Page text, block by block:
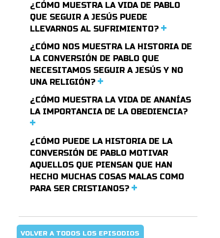
¿CÓMO MUESTRA LA VIDA DE PABLO
QUE SEGUIR A JESÚS PUEDE
LLEVARNOS AL SUFRIMIENTO?
¿CÓMO NOS MUESTRA LA HISTORIA DE
LA CONVERSIÓN DE PABLO QUE
NECESITAMOS SEGUIR A JESÚS Y NO
UNA RELIGIÓN?
¿CÓMO MUESTRA LA VIDA DE ANANÍAS
LA IMPORTANCIA DE LA OBEDIENCIA?
¿CÓMO PUEDE LA HISTORIA DE LA
CONVERSIÓN DE PABLO MOTIVAR
AQUELLOS QUE PIENSAN QUE HAN
HECHO MUCHAS COSAS MALAS COMO
PARA SER CRISTIANOS?
VOLVER A TODOS LOS EPISODIOS